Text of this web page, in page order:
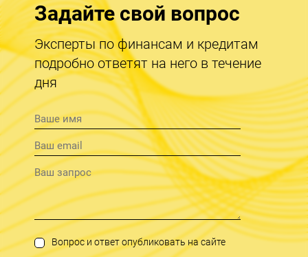
Задайте свой вопрос
Эксперты по финансам и кредитам
подробно ответят на него в течение
дня
Вопрос и ответ опубликовать на сайте